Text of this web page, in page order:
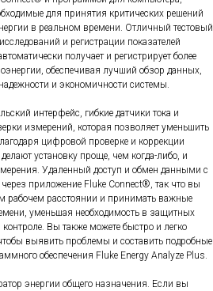
для принятия критических решений
в реальном времени. Отличный тестовый
и регистрации показателей
получает и регистрирует более
обеспечивая лучший обзор данных,
и экономичности системы.
интерфейс, гибкие датчики тока и
измерений, которая позволяет уменьшить
цифровой проверке и коррекции
установку проще, чем когда-либо, и
Удаленный доступ и обмен данными с
приложение Fluke Connect®, так что вы
рабочем расстоянии и принимать важные
уменьшая необходимость в защитных
контроле. Вы также можете быстро и легко
выявить проблемы и составить подробные
обеспечения Fluke Energy Analyze Plus.
энергии общего назначения. Если вы